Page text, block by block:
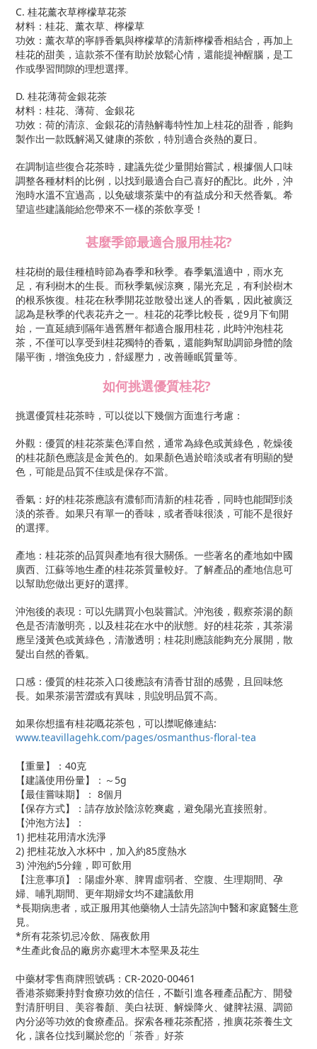
C. 桂花薰衣草檸檬草花茶
材料：桂花、薰衣草、檸檬草
功效：薰衣草的寧靜香氣與檸檬草的清新檸檬香相結合，再加上
桂花的甜美，這款茶不僅有助於放鬆心情，還能提神醒腦，是工
作或學習間隙的理想選擇。
D. 桂花薄荷金銀花茶
材料：桂花、薄荷、金銀花
功效：荷的清涼、金銀花的清熱解毒特性加上桂花的甜香，能夠
製作出一款既解渴又健康的茶飲，特別適合炎熱的夏日。
在調制這些復合花茶時，建議先從少量開始嘗試，根據個人口味
調整各種材料的比例，以找到最適合自己喜好的配比。此外，沖
泡時水溫不宜過高，以免破壞茶葉中的有益成分和天然香氣。希
望這些建議能給您帶來不一樣的茶飲享受！
甚麼季節最適合服用桂花?
桂花樹的最佳種植時節為春季和秋季。春季氣溫適中，雨水充
足，有利樹木的生長。而秋季氣候涼爽，陽光充足，有利於樹木
的根系恢復。桂花在秋季開花並散發出迷人的香氣，因此被廣泛
認為是秋季的代表花卉之一。桂花的花季比較長，從9月下旬開
始，一直延續到隔年過舊曆年都適合服用桂花，此時沖泡桂花
茶，不僅可以享受到桂花獨特的香氣，還能夠幫助調節身體的陰
陽平衡，增強免疫力，舒緩壓力，改善睡眠質量等。
如何挑選優質桂花?
挑選優質桂花茶時，可以從以下幾個方面進行考慮：
外觀：優質的桂花茶葉色澤自然，通常為綠色或黃綠色，乾燥後
的桂花顏色應該是金黃色的。如果顏色過於暗淡或者有明顯的變
色，可能是品質不佳或是保存不當。
香氣：好的桂花茶應該有濃郁而清新的桂花香，同時也能聞到淡
淡的茶香。如果只有單一的香味，或者香味很淡，可能不是很好
的選擇。
產地：桂花茶的品質與產地有很大關係。一些著名的產地如中國
廣西、江蘇等地生產的桂花茶質量較好。了解產品的產地信息可
以幫助您做出更好的選擇。
沖泡後的表現：可以先購買小包裝嘗試。沖泡後，觀察茶湯的顏
色是否清澈明亮，以及桂花在水中的狀態。好的桂花茶，其茶湯
應呈淺黃色或黃綠色，清澈透明；桂花則應該能夠充分展開，散
髮出自然的香氣。
口感：優質的桂花茶入口後應該有清香甘甜的感覺，且回味悠
長。如果茶湯苦澀或有異味，則說明品質不高。
如果你想搵有桂花嘅花茶包，可以㩒呢條連結:
www.teavillagehk.com/pages/osmanthus-floral-tea
【重量】： 40克
【建議使用份量】：～ 5g
【最佳嘗味期】： 8個月
【保存方式】：請存放於陰涼乾爽處，避免陽光直接照射。
【沖泡方法】：
1) 把桂花用清水洗淨
2) 把桂花放入水杯中，加入約85度熱水
3) 沖泡約5分鐘，即可飲用
【注意事項】：陽虛外寒、脾胃虛弱者、空腹、生理期間、孕
婦、哺乳期間、更年期婦女均不建議飲用
*長期病患者，或正服用其他藥物人士請先諮詢中醫和家庭醫生意
見。
*所有花茶切忌冷飲、隔夜飲用
*生產此食品的廠房亦處理木本堅果及花生
中藥材零售商牌照號碼：CR-2020-00461
香港茶鄉秉持對食療功效的信任，不斷引進各種產品配方、開發
對清肝明目、美容養顏、美白祛斑、解燥降火、健脾祛濕、調節
內分泌等功效的食療產品。探索各種花茶配搭，推廣花茶養生文
化，讓各位找到屬於您的「茶香」好茶